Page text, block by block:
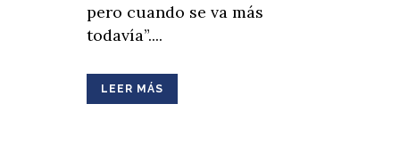
pero cuando se va más
todavía”....
LEER MÁS